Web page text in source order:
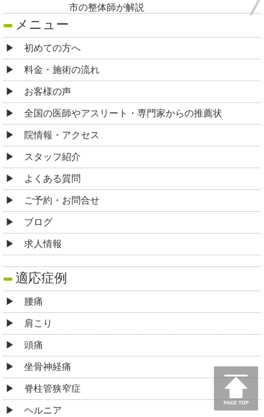
市の整体師が解説
メニュー
初めての方へ
料金・施術の流れ
お客様の声
全国の医師やアスリート・専門家からの推薦状
院情報・アクセス
スタッフ紹介
よくある質問
ご予約・お問合せ
ブログ
求人情報
適応症例
腰痛
肩こり
頭痛
坐骨神経痛
脊柱管狭窄症
ヘルニア